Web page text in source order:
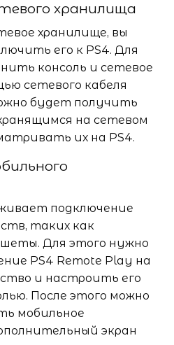
хранилища
хранилище, вы
его к PS4. Для
консоль и сетевое
сетевого кабеля
будет получить
на сетевом
их на PS4.
подключение
таких как
Для этого нужно
PS4 Remote Play на
и настроить его
После этого можно
мобильное
экран